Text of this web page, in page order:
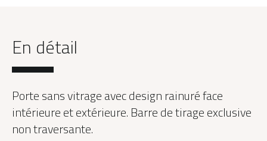
En détail
Porte sans vitrage avec design rainuré face
intérieure et extérieure. Barre de tirage exclusive
non traversante.